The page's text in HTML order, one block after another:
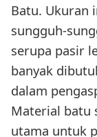
Batu. Ukuran
sungguh-
serupa pasir
banyak
dalam
Material batu
utama untuk